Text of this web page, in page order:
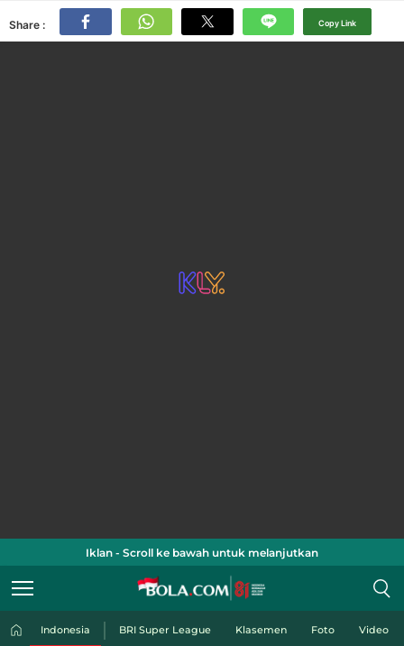
Share : Copy Link
Iklan - Scroll ke bawah untuk melanjutkan
Indonesia BRI Super League Klasemen Foto Video